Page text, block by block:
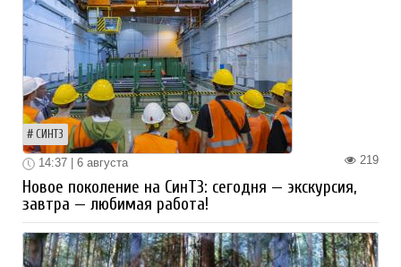
СИНТЗ
219
14:37 | 6 августа
Новое поколение на СинТЗ: сегодня — экскурсия,
завтра — любимая работа!